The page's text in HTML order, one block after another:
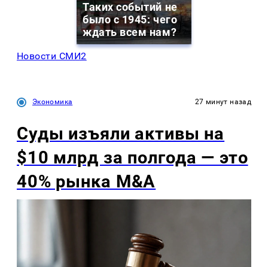
Таких событий не
было с 1945: чего
ждать всем нам?
Новости СМИ2
Экономика 27 минут назад
Суды изъяли активы на
$10 млрд за полгода — это
40% рынка M&A